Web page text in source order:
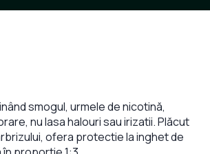
smogul, urmele de nicotină,
nu lasa halouri sau irizatii. Plăcut
ofera protectie la inghet de